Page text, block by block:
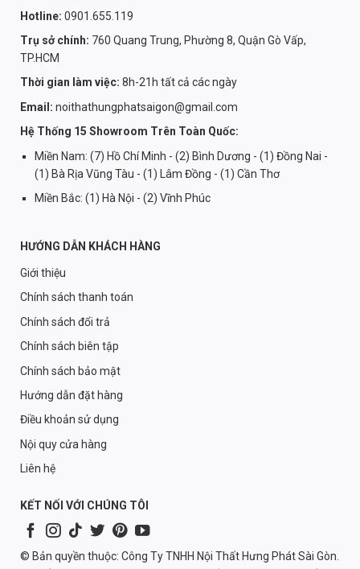
Hotline: 0901.655.119
Trụ sở chính: 760 Quang Trung, Phường 8, Quận Gò Vấp,
TP.HCM
Thời gian làm việc: 8h-21h tất cả các ngày
Email: noithathungphatsaigon@gmail.com
Hệ Thống 15 Showroom Trên Toàn Quốc:
Miền Nam: (7) Hồ Chí Minh - (2) Bình Dương - (1) Đồng Nai -
(1) Bà Rịa Vũng Tàu - (1) Lâm Đồng - (1) Cần Thơ
Miền Bắc: (1) Hà Nội - (2) Vĩnh Phúc
HƯỚNG DẪN KHÁCH HÀNG
Giới thiệu
Chính sách thanh toán
Chính sách đổi trả
Chính sách biên tập
Chính sách bảo mật
Hướng dẫn đặt hàng
Điều khoản sử dụng
Nội quy cửa hàng
Liên hệ
KẾT NỐI VỚI CHÚNG TÔI
© Bản quyền thuộc: Công Ty TNHH Nội Thất Hưng Phát Sài Gòn.